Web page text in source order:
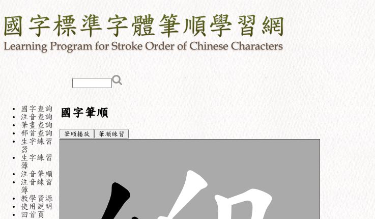
國字查詢
注音查詢
筆畫查詢
部首查詢
生字練習
器
生字練習
簿
注音筆順
注音練習
簿
教學資源
使用說明
回首頁
國字筆順
筆順播放 筆順練習